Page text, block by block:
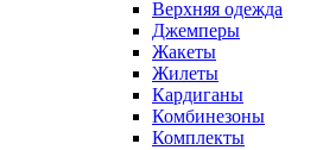
Верхняя одежда
Джемперы
Жакеты
Жилеты
Кардиганы
Комбинезоны
Комплекты